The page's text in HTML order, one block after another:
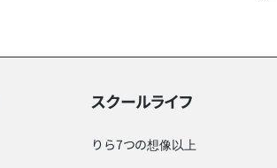
スクールライフ
りら7つの想像以上